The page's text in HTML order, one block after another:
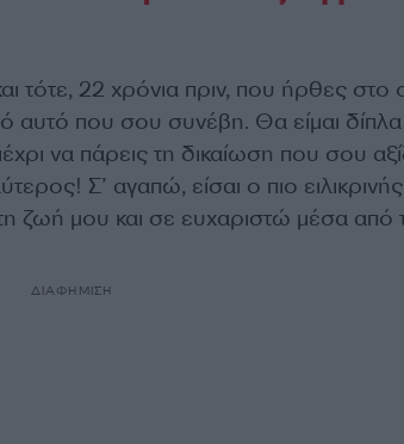
τότε, 22 χρόνια πριν, που ήρθες στο
αυτό που σου συνέβη. Θα είμαι
να πάρεις τη δικαίωση που σου
Σ’ αγαπώ, είσαι ο πιο ειλικρινής
ζωή μου και σε ευχαριστώ μέσα από
ΔΙΑΦΗΜΙΣΗ